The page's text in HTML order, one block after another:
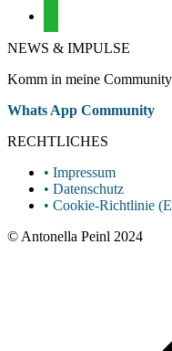
NEWS & IMPULSE
Komm in meine
Whatsapp
opens
new
window
Whats App Community
RECHTLICHES
• Impressum
• Datenschutz
• Cookie-Richtlinie
© Antonella Peinl 2024